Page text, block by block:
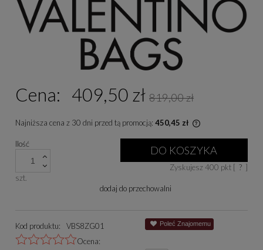
Cena: 409,50 zł 819,00 zł
Najniższa cena z 30 dni przed tą promocją: 450,45 zł
niż 30 dni,
cena od
się w sprzedaży.
Ilość
szt.
DO KOSZYKA
Zyskujesz 400 pkt [ ? ]
dodaj do przechowalni
Kod produktu:
VBS8ZG01
Ocena:
Poleć Znajomemu